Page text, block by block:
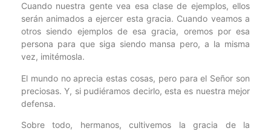
Cuando nuestra gente vea esa clase de ejemplos, ellos
serán animados a ejercer esta gracia. Cuando veamos a
otros siendo ejemplos de esa gracia, oremos por esa
persona para que siga siendo mansa pero, a la misma
vez, imitémosla.
El mundo no aprecia estas cosas, pero para el Señor son
preciosas. Y, si pudiéramos decirlo, esta es nuestra mejor
defensa.
Sobre todo, hermanos, cultivemos la gracia de la